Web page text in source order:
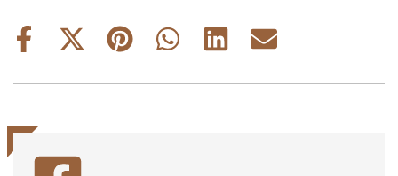
Share
Share
(Twitter)
Share
Share
Share
Share